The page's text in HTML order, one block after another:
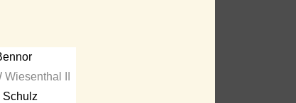
Wiesenthal II
Schulz